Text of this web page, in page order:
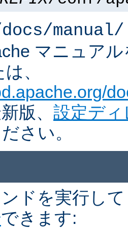
manual/
マニュア
、
版、 設定デ
さい。
ドを実行し
できます: